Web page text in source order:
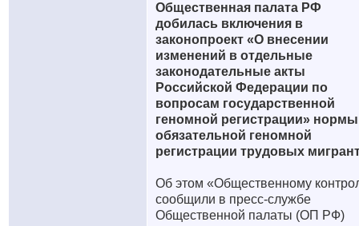
Общественная палата РФ
добилась включения в
законопроект «О внесении
изменений в отдельные
законодательные акты
Российской Федерации по
вопросам государственной
геномной регистрации»
обязательной геномной
регистрации трудовых
Об этом «Общественному
сообщили в пресс-службе
Общественной палаты (ОП РФ)